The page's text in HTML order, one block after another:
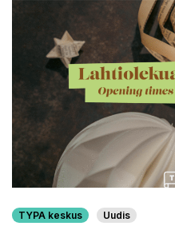
TYPA keskus Uudis